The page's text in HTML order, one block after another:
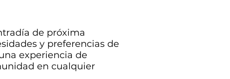
de próxima
y preferencias de
experiencia de
en cualquier